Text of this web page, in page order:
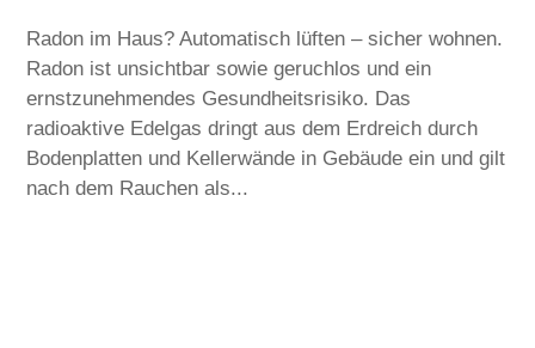
Radon im Haus? Automatisch lüften – sicher wohnen.
Radon ist unsichtbar sowie geruchlos und ein
ernstzunehmendes Gesundheitsrisiko. Das
radioaktive Edelgas dringt aus dem Erdreich durch
Bodenplatten und Kellerwände in Gebäude ein und gilt
nach dem Rauchen als...